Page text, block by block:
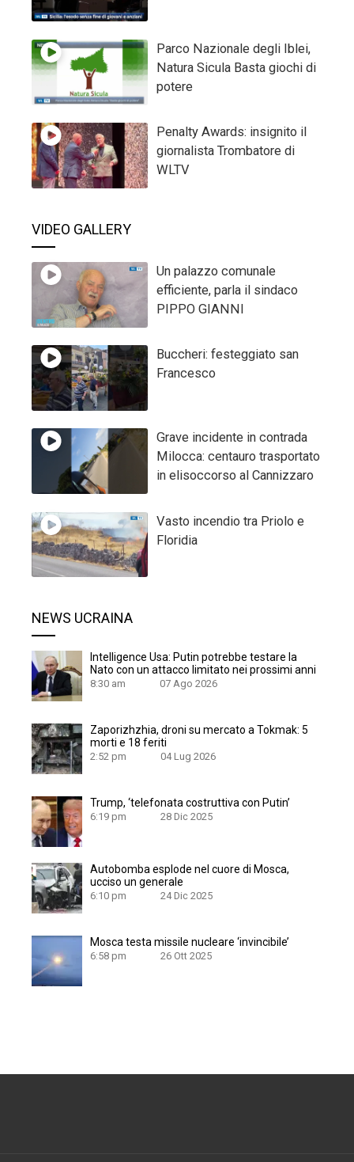
Parco Nazionale degli Iblei,
Natura Sicula Basta giochi di
potere
Penalty Awards: insignito il
giornalista Trombatore di
WLTV
VIDEO GALLERY
Un palazzo comunale
efficiente, parla il sindaco
PIPPO GIANNI
Buccheri: festeggiato san
Francesco
Grave incidente in contrada
Milocca: centauro trasportato
in elisoccorso al Cannizzaro
Vasto incendio tra Priolo e
Floridia
NEWS UCRAINA
Intelligence Usa: Putin potrebbe testare la
Nato con un attacco limitato nei prossimi anni
8:30 am 07 Ago 2026
Zaporizhzhia, droni su mercato a Tokmak: 5
morti e 18 feriti
2:52 pm 04 Lug 2026
Trump, ‘telefonata costruttiva con Putin’
6:19 pm 28 Dic 2025
Autobomba esplode nel cuore di Mosca,
ucciso un generale
6:10 pm 24 Dic 2025
Mosca testa missile nucleare ‘invincibile’
6:58 pm 26 Ott 2025